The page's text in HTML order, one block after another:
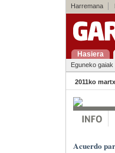
Harremana
Hasiera
Eguneko gaiak
2011ko
Acuerdo